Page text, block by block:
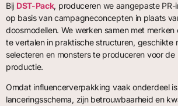
Bij DST-Pack, produceren we aangepaste
op basis van campagneconcepten in plaats
doosmodellen. We werken samen met
te vertalen in praktische structuren, geschikte
selecteren en monsters te produceren voor de
productie.
Omdat influencerverpakking vaak onderdeel
lanceringsschema, zijn betrouwbaarheid en